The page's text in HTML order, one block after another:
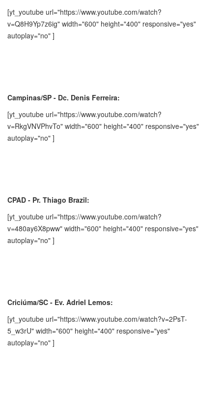
[yt_youtube url="https://www.youtube.com/watch?
v=Q8H9Yp7z6ig" width="600" height="400" responsive="yes"
autoplay="no" ]
Campinas/SP - Dc. Denis Ferreira:
[yt_youtube url="https://www.youtube.com/watch?
v=RkgVNVPhvTo" width="600" height="400" responsive="yes"
autoplay="no" ]
CPAD - Pr. Thiago Brazil:
[yt_youtube url="https://www.youtube.com/watch?
v=480ay6X8pww" width="600" height="400" responsive="yes"
autoplay="no" ]
Criciúma/SC - Ev. Adriel Lemos:
[yt_youtube url="https://www.youtube.com/watch?v=2PsT-
5_w3rU" width="600" height="400" responsive="yes"
autoplay="no" ]